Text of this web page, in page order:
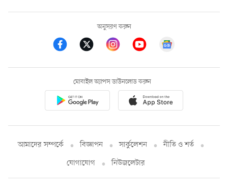
অনুসরণ করুন
মোবাইল অ্যাপস ডাউনলোড করুন
আমাদের সম্পর্কে বিজ্ঞাপন সার্কুলেশন
নীতি ও শর্ত
যোগাযোগ
নিউজলেটার